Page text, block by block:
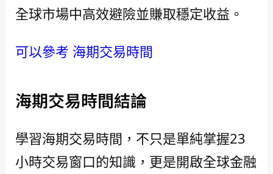
全球市場中高效避險並賺取穩定收益。
可以參考 海期交易時間
海期交易時間結論
學習海期交易時間，不只是單純掌握23
小時交易窗口的知識，更是開啟全球金融